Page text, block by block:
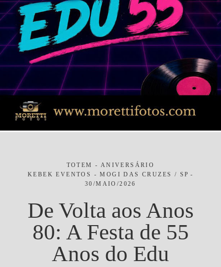
TOTEM - ANIVERSÁRIO
KEBEK EVENTOS - MOGI DAS CRUZES / SP
30/MAIO/2026
De Volta aos Anos
80: A Festa de 55
Anos do Edu